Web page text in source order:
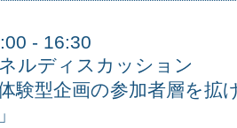
- 16:30
ルディスカッション
体験型企画の参加者層を拡